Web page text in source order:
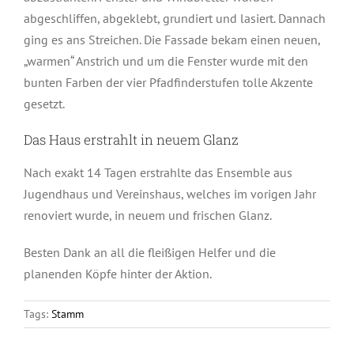
abgeschliffen, abgeklebt, grundiert und lasiert. Dannach
ging es ans Streichen. Die Fassade bekam einen neuen,
„warmen“ Anstrich und um die Fenster wurde mit den
bunten Farben der vier Pfadfinderstufen tolle Akzente
gesetzt.
Das Haus erstrahlt in neuem Glanz
Nach exakt 14 Tagen erstrahlte das Ensemble aus
Jugendhaus und Vereinshaus, welches im vorigen Jahr
renoviert wurde, in neuem und frischen Glanz.
Besten Dank an all die fleißigen Helfer und die
planenden Köpfe hinter der Aktion.
Tags: Stamm